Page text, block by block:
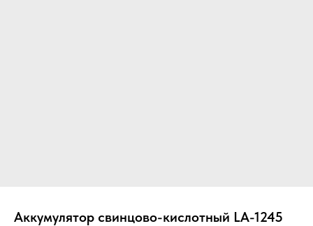
Аккумулятор свинцово-кислотный LA-1245